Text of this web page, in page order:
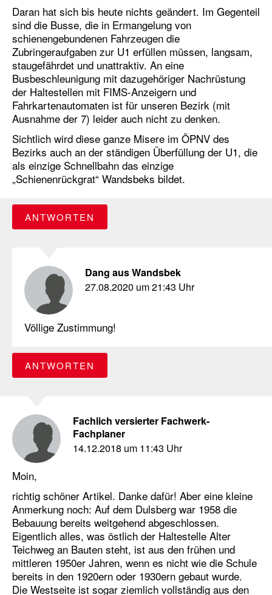
Daran hat sich bis heute nichts geändert. Im Gegenteil
sind die Busse, die in Ermangelung von
schienengebundenen Fahrzeugen die
Zubringeraufgaben zur U1 erfüllen müssen, langsam,
staugefährdet und unattraktiv. An eine
Busbeschleunigung mit dazugehöriger Nachrüstung
der Haltestellen mit FIMS-Anzeigern und
Fahrkartenautomaten ist für unseren Bezirk (mit
Ausnahme der 7) leider auch nicht zu denken.
Sichtlich wird diese ganze Misere im ÖPNV des
Bezirks auch an der ständigen Überfüllung der U1, die
als einzige Schnellbahn das einzige
„Schienenrückgrat“ Wandsbeks bildet.
ANTWORTEN
Dang aus Wandsbek
27.08.2020 um 21:43 Uhr
Völlige Zustimmung!
ANTWORTEN
Fachlich versierter Fachwerk-
Fachplaner
14.12.2018 um 11:43 Uhr
Moin,
richtig schöner Artikel. Danke dafür! Aber eine kleine
Anmerkung noch: Auf dem Dulsberg war 1958 die
Bebauung bereits weitgehend abgeschlossen.
Eigentlich alles, was östlich der Haltestelle Alter
Teichweg an Bauten steht, ist aus den frühen und
mittleren 1950er Jahren, wenn es nicht wie die Schule
bereits in den 1920ern oder 1930ern gebaut wurde.
Die Westseite ist sogar ziemlich vollständig aus den